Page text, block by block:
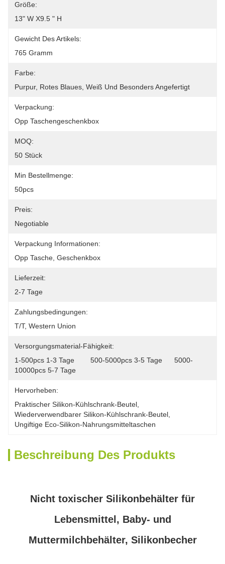
Größe:
13" W X9.5 " H
Gewicht Des Artikels:
765 Gramm
Farbe:
Purpur, Rotes Blaues, Weiß Und Besonders Angefertigt
Verpackung:
Opp Taschengeschenkbox
MOQ:
50 Stück
Min Bestellmenge:
50pcs
Preis:
Negotiable
Verpackung Informationen:
Opp Tasche, Geschenkbox
Lieferzeit:
2-7 Tage
Zahlungsbedingungen:
T/T, Western Union
Versorgungsmaterial-Fähigkeit:
1-500pcs 1-3 Tage        500-5000pcs 3-5 Tage      5000-
10000pcs 5-7 Tage
Hervorheben:
Praktischer Silikon-Kühlschrank-Beutel
Wiederverwendbarer Silikon-Kühlschrank-Beutel
Ungiftige Eco-Silikon-Nahrungsmitteltaschen
Beschreibung Des Produkts
Nicht toxischer Silikonbehälter für
Lebensmittel, Baby- und
Muttermilchbehälter, Silikonbecher